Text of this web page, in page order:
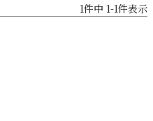
1件中 1-1件表示